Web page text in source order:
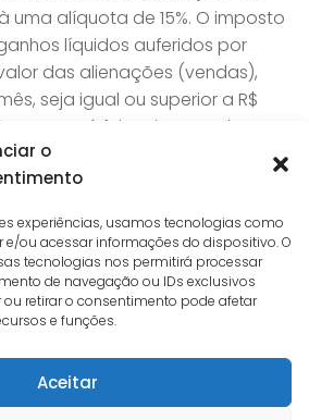
o
experiências, usamos tecnologias como
ou acessar informações do dispositivo. O
tecnologias nos permitirá processar
de navegação ou IDs exclusivos
ou retirar o consentimento pode afetar
e funções.
Aceitar
uma alíquota de 15%. O imposto
líquidos auferidos por
das alienações (vendas),
seja igual ou superior a R$
será feito via carne leão.
(venda) abaixo de R$ 20
de tributação do ouro se
que o regime de tributação em